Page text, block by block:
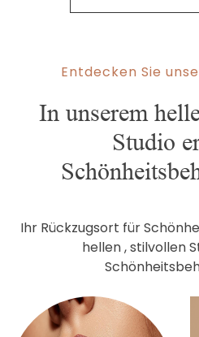
Entdecken Sie
In unserem
Studio
Ihr Rückzugsort für
hellen , stilvollen